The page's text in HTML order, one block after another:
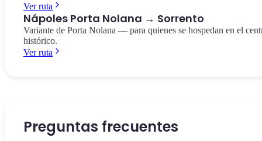
Ver ruta
Nápoles Porta Nolana → Sorrento
Variante de Porta Nolana — para quienes se hospedan en el
histórico.
Ver ruta
Preguntas frecuentes